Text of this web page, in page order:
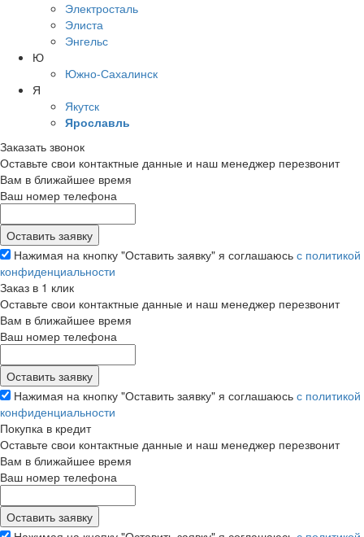
Электросталь
Элиста
Энгельс
Ю
Южно-Сахалинск
Я
Якутск
Ярославль
Заказать звонок
Оставьте свои контактные данные и наш менеджер перезвонит
Вам в ближайшее время
Ваш номер телефона
Нажимая на кнопку "Оставить заявку" я соглашаюсь с политикой
конфиденциальности
Заказ в 1 клик
Оставьте свои контактные данные и наш менеджер перезвонит
Вам в ближайшее время
Ваш номер телефона
Нажимая на кнопку "Оставить заявку" я соглашаюсь с политикой
конфиденциальности
Покупка в кредит
Оставьте свои контактные данные и наш менеджер перезвонит
Вам в ближайшее время
Ваш номер телефона